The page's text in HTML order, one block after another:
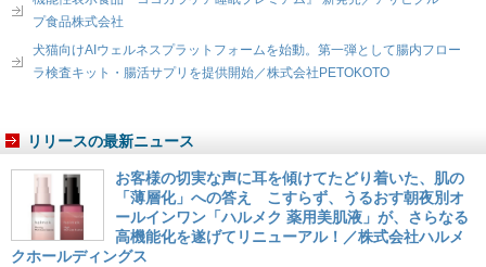
プ食品株式会社
犬猫向けAIウェルネスプラットフォームを始動。第一弾として腸内フロー
ラ検査キット・腸活サプリを提供開始／株式会社PETOKOTO
リリースの最新ニュース
お客様の切実な声に耳を傾けてたどり着いた、肌の
「薄層化」への答え こすらず、うるおす朝夜別オ
ールインワン「ハルメク 薬用美肌液」が、さらなる
高機能化を遂げてリニューアル！／株式会社ハルメ
クホールディングス